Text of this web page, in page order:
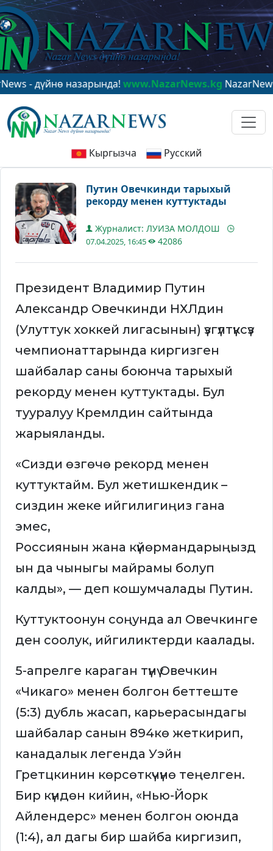
назарында!www.NazarNews.kgNazarNews - в
Кыргызча Русский
Путин Овечкинди тарыхый
рекорду менен куттуктады
Журналист: ЛУИЗА МОЛДОШ
07.04.2025, 16:45 42086
Президент Владимир Путин
Александр Овечкинди НХЛдин
(Улуттук хоккей лигасынын) үзгүлтүксүз
чемпионаттарында киргизген
шайбалар саны боюнча тарыхый
рекорду менен куттуктады. Бул
тууралуу Кремлдин сайтында
жарыяланды.
«Сизди өзгөчө рекорд менен
куттуктайм. Бул жетишкендик –
сиздин жеке ийгилигиңиз гана
эмес,
Россиянын жана күйөрмандарыңызд
ын да чыныгы майрамы болуп
калды», — деп кошумчалады Путин.
Куттуктоонун соңунда ал Овечкинге
ден соолук, ийгиликтерди каалады.
5-апрелге караган түнү Овечкин
«Чикаго» менен болгон беттеште
(5:3) дубль жасап, карьерасындагы
шайбалар санын 894кө жеткирип,
канадалык легенда Уэйн
Гретцкинин көрсөткүчүнө теңелген.
Бир күндөн кийин, «Нью-Йорк
Айлендерс» менен болгон оюнда
(1:4), ал дагы бир шайба киргизип,